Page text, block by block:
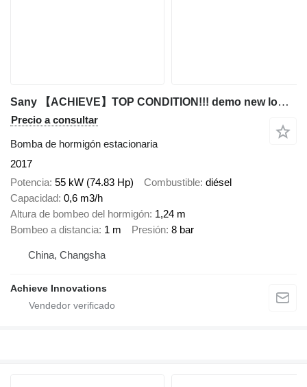
Sany 【ACHIEVE】TOP CONDITION!!! demo new low hours 2017 HBT5008C-5S
Precio a consultar
Bomba de hormigón estacionaria
2017
Potencia 55 kW (74.83 Hp) Combustible diésel
Capacidad 0,6 m3/h
Altura de bombeo del hormigón 1,24 m
Bombeo a distancia 1 m Presión 8 bar
China, Changsha
Achieve Innovations